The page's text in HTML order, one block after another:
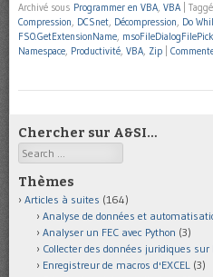
Archivé sous Programmer en VBA, VBA Taggé
Compression, DCSnet, Décompression, Do
FSO.GetExtensionName,
Namespace, Productivité, VBA, Zip
Chercher sur A&SI…
Search
Thèmes
Articles à suites (164)
Analyse de données et
Analyser un FEC avec Python (3)
Collecter des données juridiques
Enregistreur de macros d'EXCEL (3)